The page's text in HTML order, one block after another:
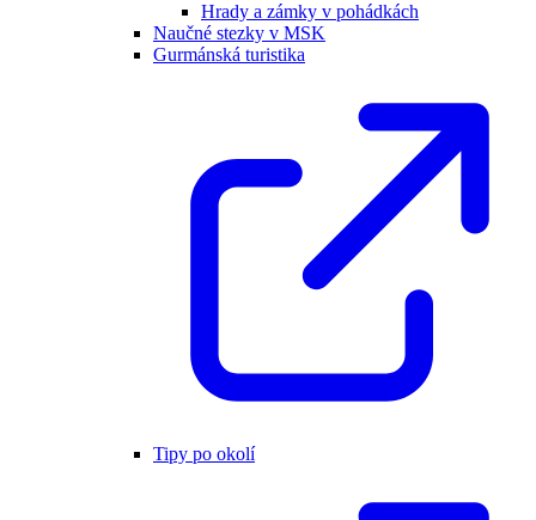
Hrady a zámky v pohádkách
Naučné stezky v MSK
Gurmánská turistika
Tipy po okolí